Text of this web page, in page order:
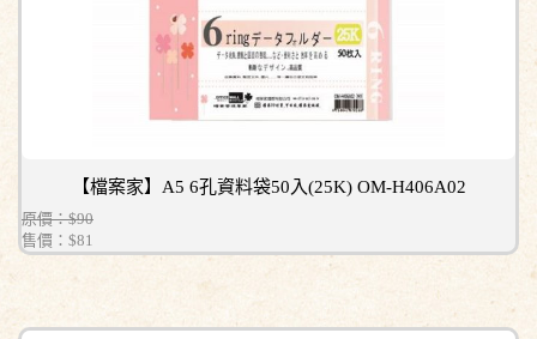
【檔案家】A5 6孔資料袋50入(25K) OM-H406A02
原價：$90
售價： $81